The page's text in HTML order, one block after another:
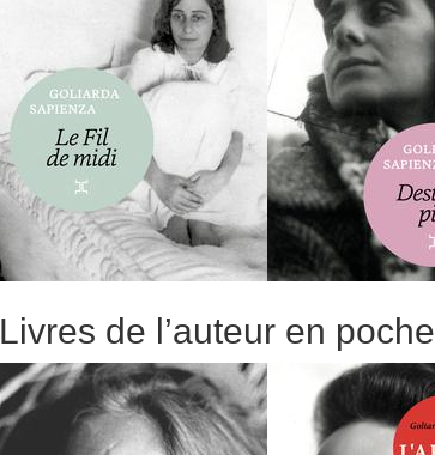
Livres de l’auteur en poche